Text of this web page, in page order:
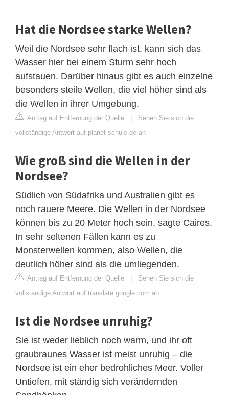
Hat die Nordsee starke Wellen?
Weil die Nordsee sehr flach ist, kann sich das
Wasser hier bei einem Sturm sehr hoch
aufstauen. Darüber hinaus gibt es auch einzelne
besonders steile Wellen, die viel höher sind als
die Wellen in ihrer Umgebung.
Antrag auf Entfernung der Quelle | Sehen Sie sich die
vollständige Antwort auf planet-schule.de an
Wie groß sind die Wellen in der
Nordsee?
Südlich von Südafrika und Australien gibt es
noch rauere Meere. Die Wellen in der Nordsee
können bis zu 20 Meter hoch sein, sagte Caires.
In sehr seltenen Fällen kann es zu
Monsterwellen kommen, also Wellen, die
deutlich höher sind als die umliegenden.
Antrag auf Entfernung der Quelle | Sehen Sie sich die
vollständige Antwort auf translate.google.com an
Ist die Nordsee unruhig?
Sie ist weder lieblich noch warm, und ihr oft
graubraunes Wasser ist meist unruhig – die
Nordsee ist ein eher bedrohliches Meer. Voller
Untiefen, mit ständig sich verändernden